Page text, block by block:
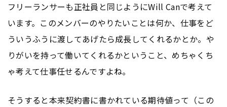
フリーランサーも正社員と同じようにWill Canで考えて
います。このメンバーのやりたいことは何か、仕事をど
ういうふうに渡してあげたら成長してくれるかとか。や
りがいを持って働いてくれるかということ、めちゃくち
ゃ考えて仕事任せるんですよね。
そうすると本来契約書に書かれている期待値って（この